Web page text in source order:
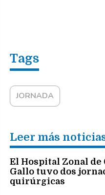
JORNADA
Leer más
El Hospital Zonal de
Gallo tuvo dos
quirúrgicas